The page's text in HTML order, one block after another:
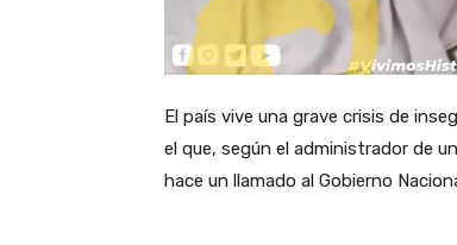
El país vive una grave crisis de
el que, según el administrador de
hace un llamado al Gobierno